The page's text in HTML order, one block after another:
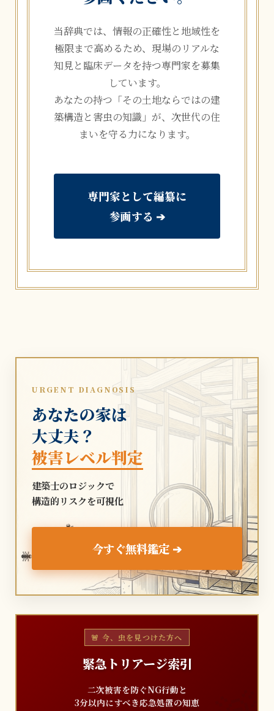
当辞典では、情報の正確性と地域性を
極限まで高めるため、現場のリアルな
知見と臨床データを持つ専門家を募集
しています。
あなたの持つ「その土地ならではの建
築構造と害虫の知識」が、次世代の住
まいを守る力になります。
専門家として編纂に
参画する ➔
URGENT DIAGNOSIS
あなたの家は
大丈夫？
被害レベル判定
建築士のロジックで
構造的リスクを可視化
今すぐ無料鑑定 ➔
🐜
🐜
🐜
🚨 今、虫を見つけた方へ
緊急トリアージ索引
二次被害を防ぐNG行動と
3分以内にすべき応急処置の知恵